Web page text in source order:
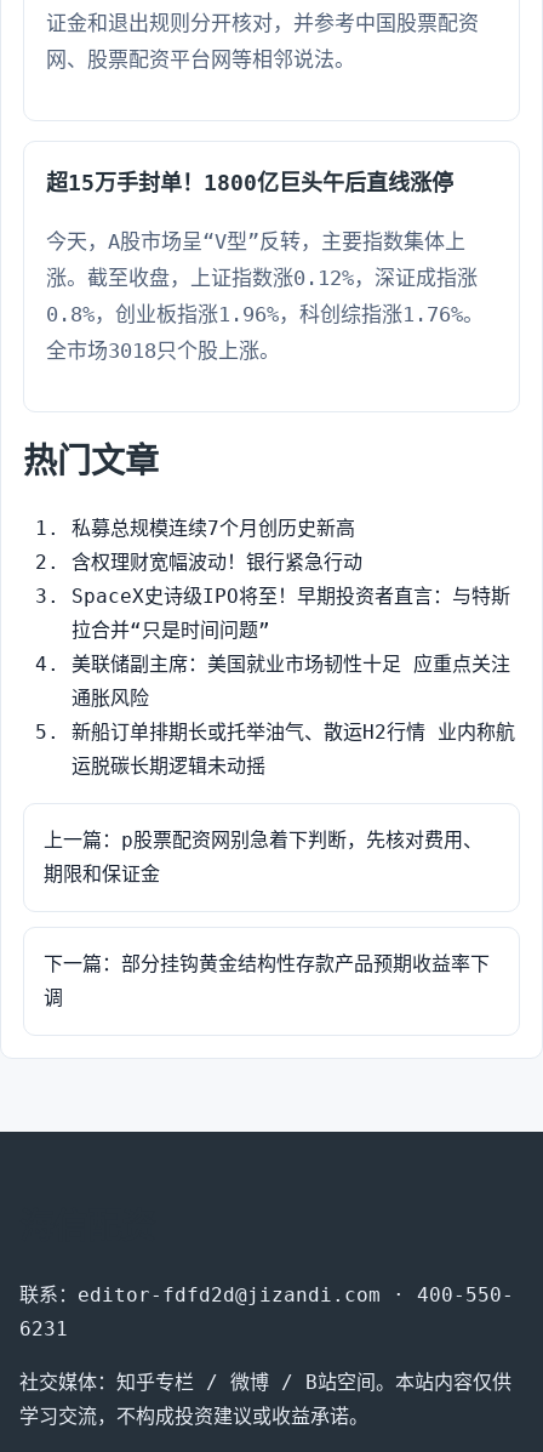
证金和退出规则分开核对，并参考中国股票配资
网、股票配资平台网等相邻说法。
超15万手封单！1800亿巨头午后直线涨停
今天，A股市场呈“V型”反转，主要指数集体上
涨。截至收盘，上证指数涨0.12%，深证成指涨
0.8%，创业板指涨1.96%，科创综指涨1.76%。
全市场3018只个股上涨。
热门文章
私募总规模连续7个月创历史新高
含权理财宽幅波动！银行紧急行动
SpaceX史诗级IPO将至！早期投资者直言：与特斯
拉合并“只是时间问题”
美联储副主席：美国就业市场韧性十足 应重点关注
通胀风险
新船订单排期长或托举油气、散运H2行情 业内称航
运脱碳长期逻辑未动摇
上一篇：p股票配资网别急着下判断，先核对费用、
期限和保证金
下一篇：部分挂钩黄金结构性存款产品预期收益率下
调
联系：editor-fdfd2d@jizandi.com · 400-550-
6231
社交媒体：知乎专栏 / 微博 / B站空间。本站内容仅供
学习交流，不构成投资建议或收益承诺。